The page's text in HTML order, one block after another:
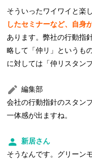
そういったワイワイと楽
したセミナーなど、自身
あります。弊社の行動指
略して「仲リ」というも
に対しては「仲リスタン
編集部
会社の行動指針のスタン
一体感が出ますね。
新居さん
そうなんです。グリーン